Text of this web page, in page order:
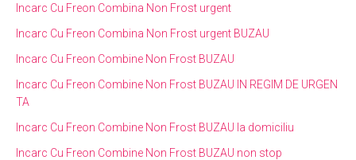
Incarc Cu Freon Combina Non Frost urgent
Incarc Cu Freon Combina Non Frost urgent BUZAU
Incarc Cu Freon Combine Non Frost BUZAU
Incarc Cu Freon Combine Non Frost BUZAU IN REGIM DE URGEN
TA
Incarc Cu Freon Combine Non Frost BUZAU la domiciliu
Incarc Cu Freon Combine Non Frost BUZAU non stop